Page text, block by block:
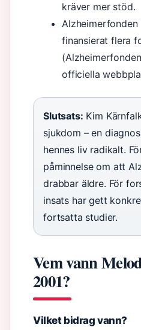
kräver mer stöd.
finansierat flera
officiella
Slutsats: Kim
sjukdom – en
hennes liv radikalt.
påminnelse om att
drabbar äldre. För
insats har gett
fortsatta studier.
Vem vann
2001?
Vilket bidrag vann?